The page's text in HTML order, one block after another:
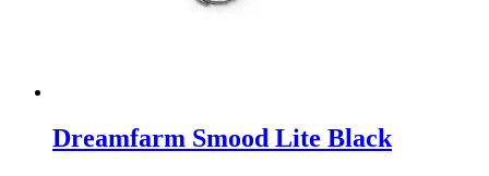
Dreamfarm Smood Lite Black